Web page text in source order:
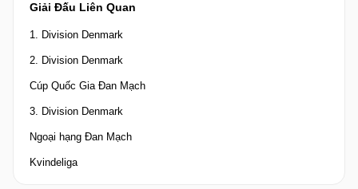
Giải Đấu Liên Quan
1. Division Denmark
2. Division Denmark
Cúp Quốc Gia Đan Mạch
3. Division Denmark
Ngoại hạng Đan Mạch
Kvindeliga